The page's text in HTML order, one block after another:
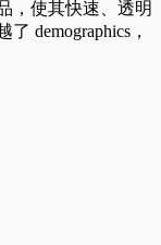
，使其快速、透明
demographics，